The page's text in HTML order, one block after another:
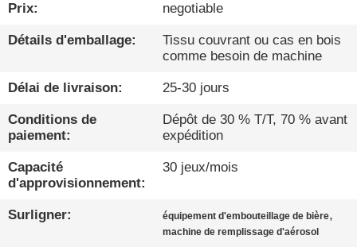
NOUS
NOUVELLES
PARLEZ
MAINTENANT.
Prix: negotiable
Détails d'emballage:
Tissu couvrant ou cas en bois
comme besoin de machine
Délai de livraison: 25-30 jours
Conditions de
paiement:
Dépôt de 30 % T/T, 70 % avant
expédition
Capacité
d'approvisionnement:
30 jeux/mois
Surligner: équipement d'embouteillage de bière,
machine de remplissage d'aérosol